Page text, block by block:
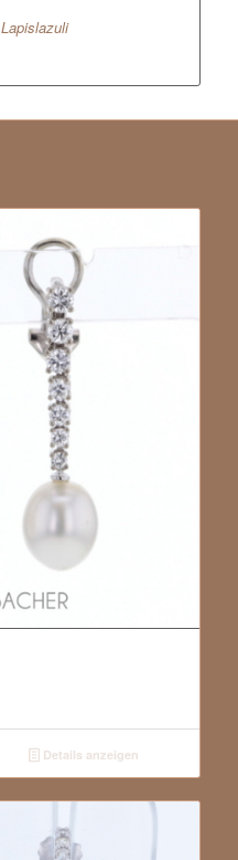
Lapislazuli
Details anzeigen